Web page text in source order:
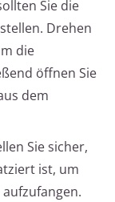
Sie die
Drehen
die
öffnen Sie
dem
Sie sicher,
ist, um